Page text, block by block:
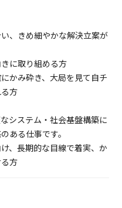
、きめ細やかな解決立案が
に取り組める方
かみ砕き、大局を見て自チ
方
システム・社会基盤構築に
ある仕事です。
、長期的な目線で着実、か
方